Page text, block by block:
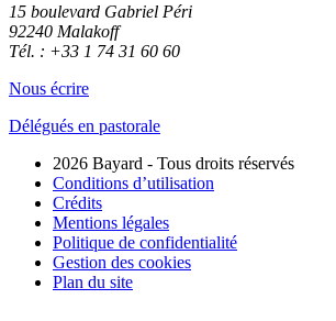
15 boulevard Gabriel Péri
92240 Malakoff
Tél. : +33 1 74 31 60 60
Nous écrire
Délégués en pastorale
2026 Bayard - Tous droits réservés
Conditions d’utilisation
Crédits
Mentions légales
Politique de confidentialité
Gestion des cookies
Plan du site